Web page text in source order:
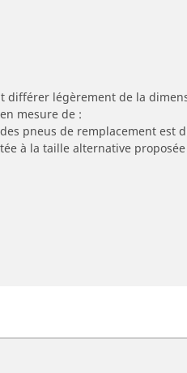
différer légèrement de la
mesure de :
pneus de remplacement est
à la taille alternative proposée